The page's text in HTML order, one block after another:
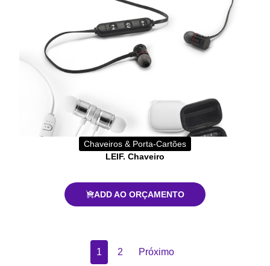
Chaveiros & Porta-Cartões
LEIF. Chaveiro
ADD AO ORÇAMENTO
1 2 Próximo